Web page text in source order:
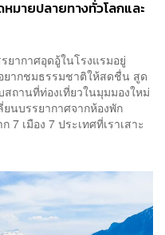
มายปลายทางทั่วโลกและ
ยากาศอุดอู้ในโรงแรมอยู่
ยากชมธรรมชาติให้สดชื่น สูด
ถานที่ท่องเที่ยวในมุมมองใหม่
นบรรยากาศจากห้องพัก
เมือง 7 ประเทศที่เราเสาะ